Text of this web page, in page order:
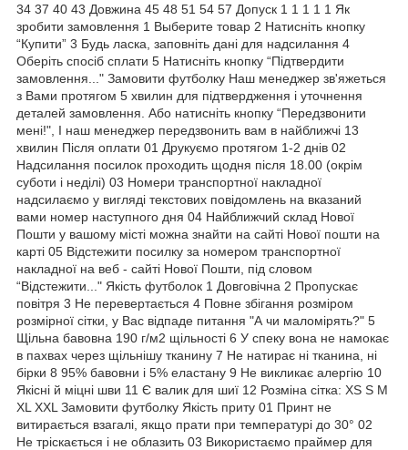
34 37 40 43 Довжина 45 48 51 54 57 Допуск 1 1 1 1 1 Як
зробити замовлення 1 Выберите товар 2 Натисніть кнопку
“Купити” 3 Будь ласка, заповніть дані для надсилання 4
Оберіть спосіб сплати 5 Натисніть кнопку “Підтвердити
замовлення..." Замовити футболку Наш менеджер зв'яжеться
з Вами протягом 5 хвилин для підтвердження і уточнення
деталей замовлення. Або натисніть кнопку “Передзвонити
мені!", І наш менеджер передзвонить вам в найближчі 13
хвилин Після оплати 01 Друкуємо протягом 1-2 днів 02
Надсилання посилок проходить щодня після 18.00 (окрім
суботи і неділі) 03 Номери транспортної накладної
надсилаємо у вигляді текстових повідомлень на вказаний
вами номер наступного дня 04 Найближчий склад Нової
Пошти у вашому місті можна знайти на сайті Нової пошти на
карті 05 Відстежити посилку за номером транспортної
накладної на веб - сайті Нової Пошти, під словом
“Відстежити..." Якість футболок 1 Довговічна 2 Пропускає
повітря 3 Не перевертається 4 Повне збігання розміром
розмірної сітки, у Вас відпаде питання "А чи маломірять?" 5
Щільна бавовна 190 г/м2 щільності 6 У спеку вона не намокає
в пахвах через щільнішу тканину 7 Не натирає ні тканина, ні
бірки 8 95% бавовни і 5% еластану 9 Не викликає алергію 10
Якісні й міцні шви 11 Є валик для шиї 12 Розміна сітка: XS S M
XL XXL Замовити футболку Якість приту 01 Принт не
витирається взагалі, якщо прати при температурі до 30° 02
Не тріскається і не облазить 03 Використаємо праймер для